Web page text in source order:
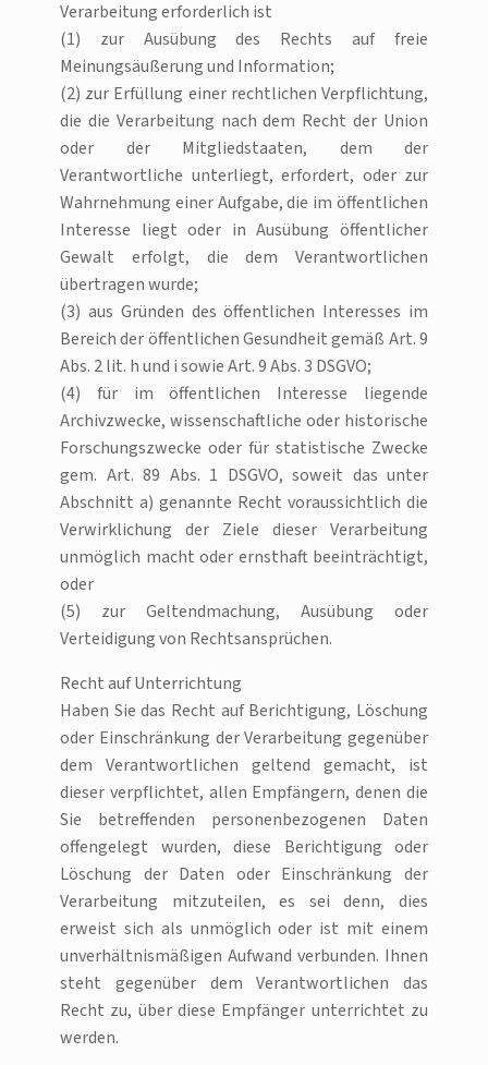
Verarbeitung erforderlich ist
(1) zur Ausübung des Rechts auf freie
Meinungsäußerung und Information;
(2) zur Erfüllung einer rechtlichen Verpflichtung,
die die Verarbeitung nach dem Recht der Union
oder der Mitgliedstaaten, dem der
Verantwortliche unterliegt, erfordert, oder zur
Wahrnehmung einer Aufgabe, die im öffentlichen
Interesse liegt oder in Ausübung öffentlicher
Gewalt erfolgt, die dem Verantwortlichen
übertragen wurde;
(3) aus Gründen des öffentlichen Interesses im
Bereich der öffentlichen Gesundheit gemäß Art. 9
Abs. 2 lit. h und i sowie Art. 9 Abs. 3 DSGVO;
(4) für im öffentlichen Interesse liegende
Archivzwecke, wissenschaftliche oder historische
Forschungszwecke oder für statistische Zwecke
gem. Art. 89 Abs. 1 DSGVO, soweit das unter
Abschnitt a) genannte Recht voraussichtlich die
Verwirklichung der Ziele dieser Verarbeitung
unmöglich macht oder ernsthaft beeinträchtigt,
oder
(5) zur Geltendmachung, Ausübung oder
Verteidigung von Rechtsansprüchen.
Recht auf Unterrichtung
Haben Sie das Recht auf Berichtigung, Löschung
oder Einschränkung der Verarbeitung gegenüber
dem Verantwortlichen geltend gemacht, ist
dieser verpflichtet, allen Empfängern, denen die
Sie betreffenden personenbezogenen Daten
offengelegt wurden, diese Berichtigung oder
Löschung der Daten oder Einschränkung der
Verarbeitung mitzuteilen, es sei denn, dies
erweist sich als unmöglich oder ist mit einem
unverhältnismäßigen Aufwand verbunden. Ihnen
steht gegenüber dem Verantwortlichen das
Recht zu, über diese Empfänger unterrichtet zu
werden.